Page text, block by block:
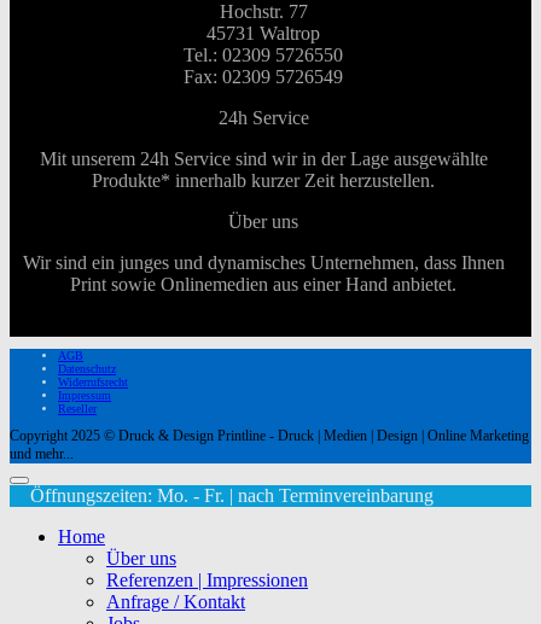
Hochstr. 77
45731 Waltrop
Tel.: 02309 5726550
Fax: 02309 5726549
24h Service
Mit unserem 24h Service sind wir in der Lage ausgewählte
Produkte* innerhalb kurzer Zeit herzustellen.
Über uns
Wir sind ein junges und dynamisches Unternehmen, dass Ihnen
Print sowie Onlinemedien aus einer Hand anbietet.
AGB
Datenschutz
Widerrufsrecht
Impressum
Reseller
Copyright 2025 © Druck & Design Printline - Druck | Medien | Design | Online Marketing
und mehr...
Öffnungszeiten: Mo. - Fr. | nach Terminvereinbarung
Home
Über uns
Referenzen | Impressionen
Anfrage / Kontakt